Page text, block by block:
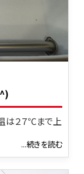
は２７℃まで上
...続きを読む